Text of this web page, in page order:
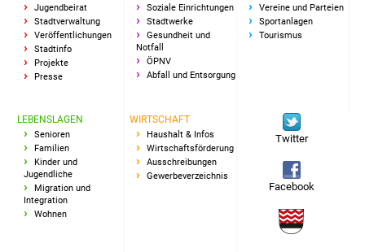
Seniorenwohn- und
Familien
Kinder und Jugendliche
Migration und Integration
Jugendbeirat
Stadtverwaltung
Veröffentlichungen
Stadtinfo
Projekte
Presse
Soziale Einrichtungen
Stadtwerke
Gesundheit und
Notfall
ÖPNV
Abfall und Entsorgung
Vereine und Parteien
Sportanlagen
Tourismus
LEBENSLAGEN
Senioren
Familien
Kinder und
Jugendliche
Migration und
Integration
Wohnen
WIRTSCHAFT
Haushalt & Infos
Wirtschaftsförderung
Ausschreibungen
Gewerbeverzeichnis
Twitter
Facebook